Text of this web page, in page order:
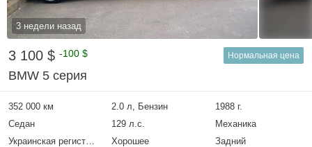
3 недели назад
3 100 $ -100 $ Нормальная цена
BMW 5 серия
352 000 км 2.0 л, Бензин
1988 г.
Седан
129 л.с.
Механика
Украинская регистрация
Хорошее Задний